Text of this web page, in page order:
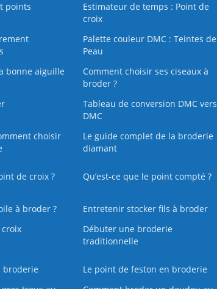
points
Estimateur de temps : Point de
croix
Palette couleur DMC : Teintes de
Peau
bonne aiguille
Comment choisir ses ciseaux à
broder ?
Tableau de conversion DMC vers
DMC
choisir
Le guide complet de la broderie
diamant
de croix ?
Qu’est-ce que le point compté ?
à broder ?
Entretenir stocker fils à broder
Débuter une broderie
traditionnelle
broderie
Le point de feston en broderie